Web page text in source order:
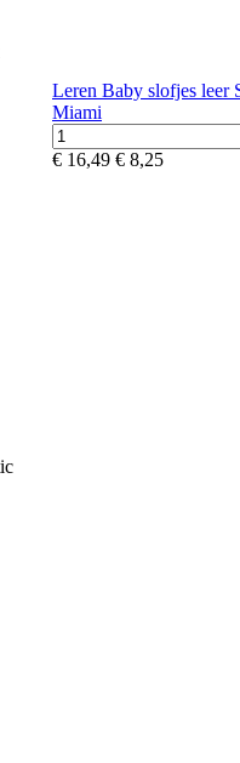
Leren Baby slofjes leer
Miami
€ 16,49 € 8,25